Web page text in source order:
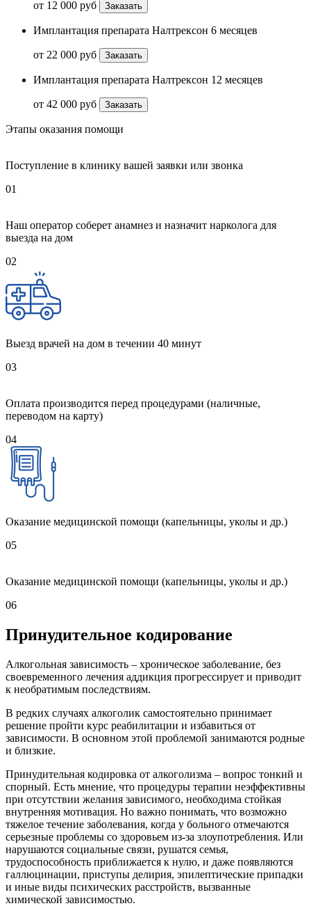
от 12 000 руб Заказать
Имплантация препарата Налтрексон 6 месяцев
от 22 000 руб Заказать
Имплантация препарата Налтрексон 12 месяцев
от 42 000 руб Заказать
Этапы оказания помощи
Поступление в клинику вашей заявки или звонка
01
Наш оператор соберет анамнез и назначит нарколога для
выезда на дом
02
Выезд врачей на дом в течении 40 минут
03
Оплата производится перед процедурами (наличные,
переводом на карту)
04
Оказание медицинской помощи (капельницы, уколы и др.)
05
Оказание медицинской помощи (капельницы, уколы и др.)
06
Принудительное кодирование
Алкогольная зависимость – хроническое заболевание, без
своевременного лечения аддикция прогрессирует и приводит
к необратимым последствиям.
В редких случаях алкоголик самостоятельно принимает
решение пройти курс реабилитации и избавиться от
зависимости. В основном этой проблемой занимаются родные
и близкие.
Принудительная кодировка от алкоголизма – вопрос тонкий и
спорный. Есть мнение, что процедуры терапии неэффективны
при отсутствии желания зависимого, необходима стойкая
внутренняя мотивация. Но важно понимать, что возможно
тяжелое течение заболевания, когда у больного отмечаются
серьезные проблемы со здоровьем из-за злоупотребления. Или
нарушаются социальные связи, рушатся семья,
трудоспособность приближается к нулю, и даже появляются
галлюцинации, приступы делирия, эпилептические припадки
и иные виды психических расстройств, вызванные
химической зависимостью.